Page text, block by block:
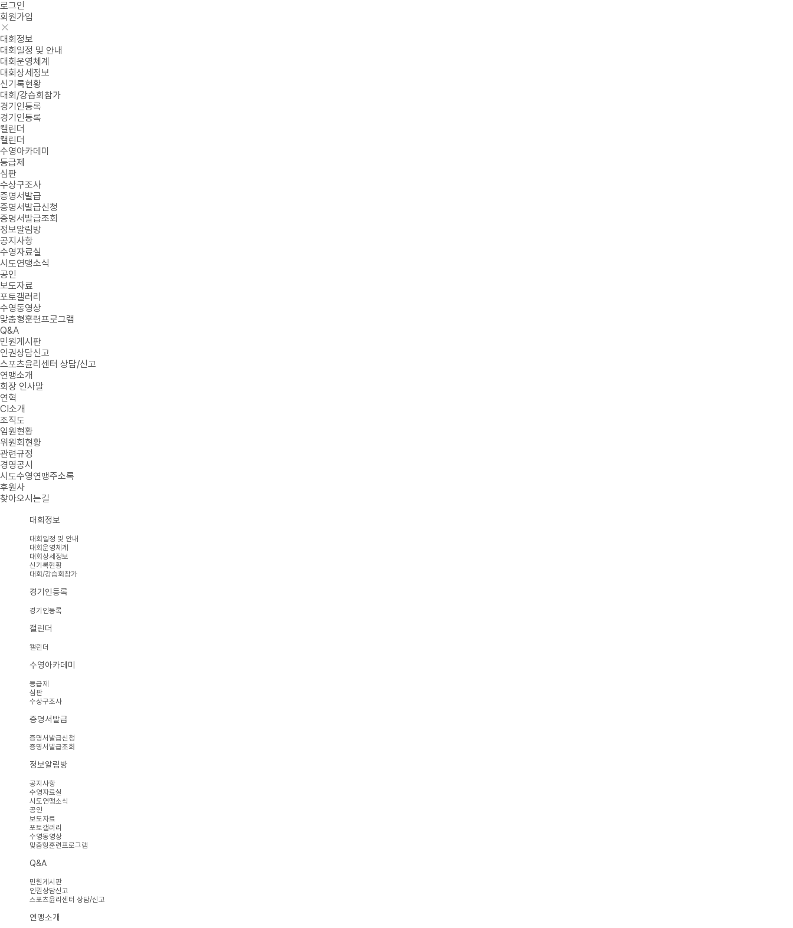
로그인
회원가입
대회정보
대회일정 및 안내
대회운영체계
대회상세정보
신기록현황
대회/강습회참가
경기인등록
경기인등록
캘린더
캘린더
수영아카데미
등급제
심판
수상구조사
증명서발급
증명서발급신청
증명서발급조회
정보알림방
공지사항
수영자료실
시도연맹소식
공인
보도자료
포토갤러리
수영동영상
맞춤형훈련프로그램
Q&A
민원게시판
인권상담신고
스포츠윤리센터 상담/신고
연맹소개
회장 인사말
연혁
CI소개
조직도
임원현황
위원회현황
관련규정
경영공시
시도수영연맹주소록
후원사
찾아오시는길
대회정보
대회일정 및 안내
대회운영체계
대회상세정보
신기록현황
대회/강습회참가
경기인등록
경기인등록
캘린더
캘린더
수영아카데미
등급제
심판
수상구조사
증명서발급
증명서발급신청
증명서발급조회
정보알림방
공지사항
수영자료실
시도연맹소식
공인
보도자료
포토갤러리
수영동영상
맞춤형훈련프로그램
Q&A
민원게시판
인권상담신고
스포츠윤리센터 상담/신고
연맹소개